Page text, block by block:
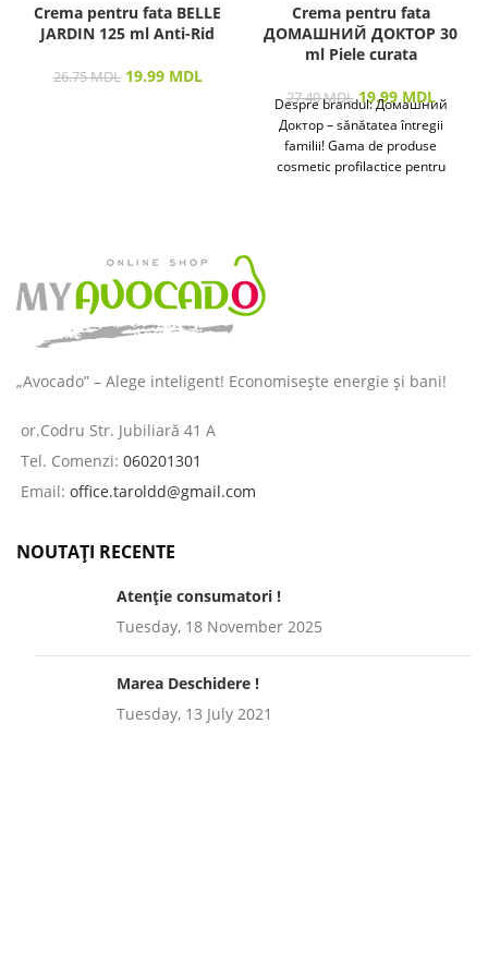
Crema pentru fata BELLE
JARDIN 125 ml Anti-Rid
26.75MDL 19.99 MDL
Crema pentru fata
ДОМАШНИЙ ДОКТОР 30
ml Piele curata
27.40MDL 19.99 MDL
Despre brandul: Домашний
Доктор – sănătatea întregii
familii! Gama de produse
cosmetic profilactice pentru
„Avocado” – Alege inteligent! Economisește energie și bani!
or.Codru Str. Jubiliară 41 A
Tel. Comenzi: 060201301
Email: office.taroldd@gmail.com
NOUTAȚI RECENTE
Atenție consumatori !
Tuesday, 18 November 2025
Marea Deschidere !
Tuesday, 13 July 2021